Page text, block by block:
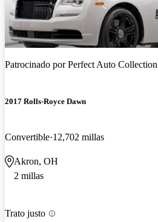
Patrocinado porPerfect Auto Collection
2017 Rolls-Royce Dawn
Convertible 12,702 millas
Akron, OH
2 millas
Trato justo